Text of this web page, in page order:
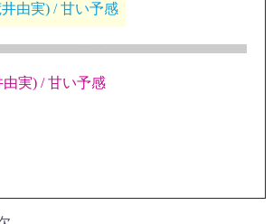
由実) / 甘い予感
実) / 甘い予感